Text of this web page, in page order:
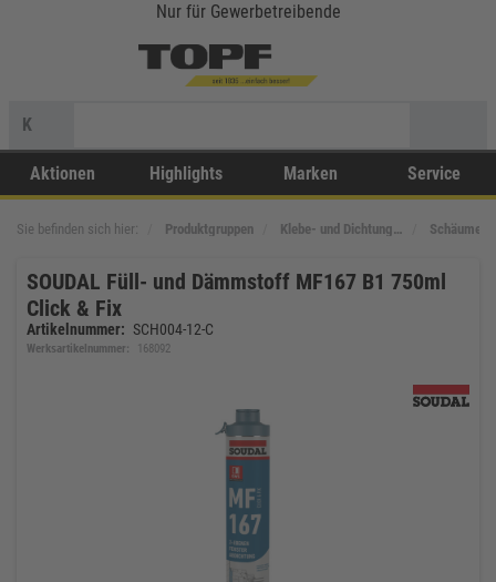
Nur für Gewerbetreibende
K
Aktionen Highlights Marken Service
Sie befinden sich hier: Produktgruppen Klebe- und Dichtung… Schäume
SOUDAL Füll- und Dämmstoff MF167 B1 750ml
Click & Fix
Artikelnummer: SCH004-12-C
Werksartikelnummer: 168092